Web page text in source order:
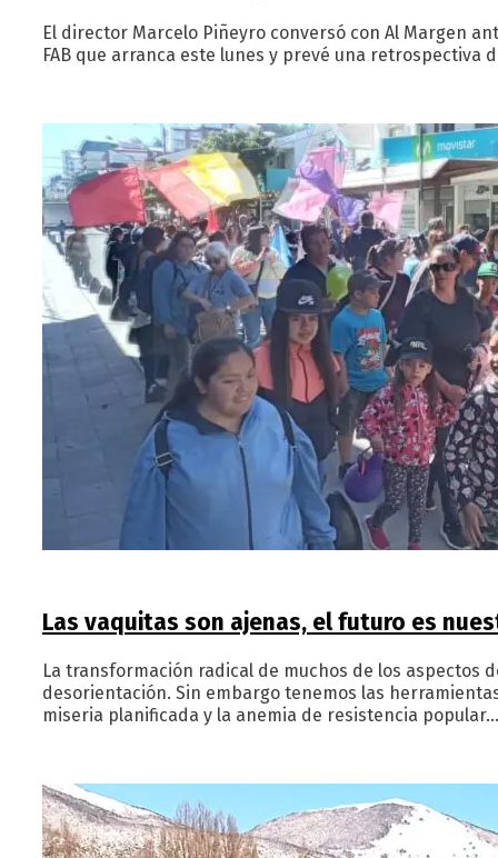
El director Marcelo Piñeyro conversó con Al Margen
FAB que arranca este lunes y prevé una retrospectiva
Las vaquitas son ajenas, el futuro es
La transformación radical de muchos de los aspectos
desorientación. Sin embargo tenemos las
miseria planificada y la anemia de resistencia popular…